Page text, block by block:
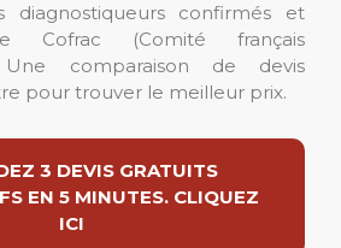
diagnostiqueurs confirmés et
Cofrac (Comité français
Une comparaison de devis
pour trouver le meilleur prix.
3 DEVIS GRATUITS
EN 5 MINUTES. CLIQUEZ
ICI